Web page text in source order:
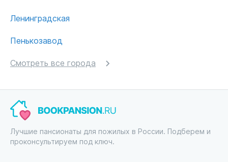
Ленинградская
Пенькозавод
Смотреть все города
Лучшие пансионаты для пожилых в России. Подберем и
проконсультируем под ключ.